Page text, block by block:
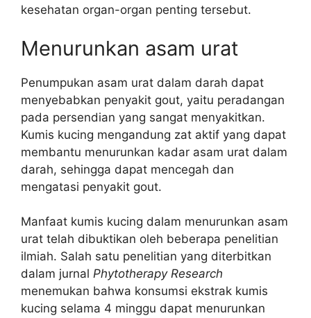
kesehatan organ-organ penting tersebut.
Menurunkan asam urat
Penumpukan asam urat dalam darah dapat
menyebabkan penyakit gout, yaitu peradangan
pada persendian yang sangat menyakitkan.
Kumis kucing mengandung zat aktif yang dapat
membantu menurunkan kadar asam urat dalam
darah, sehingga dapat mencegah dan
mengatasi penyakit gout.
Manfaat kumis kucing dalam menurunkan asam
urat telah dibuktikan oleh beberapa penelitian
ilmiah. Salah satu penelitian yang diterbitkan
dalam jurnal Phytotherapy Research
menemukan bahwa konsumsi ekstrak kumis
kucing selama 4 minggu dapat menurunkan